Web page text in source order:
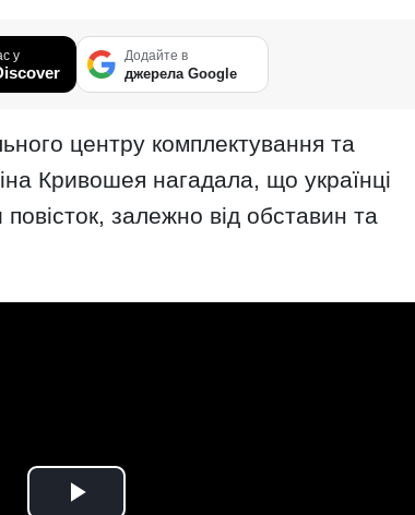
у Додайте в
джерела Google
центру комплектування та
Кривошея нагадала, що українці
залежно від обставин та